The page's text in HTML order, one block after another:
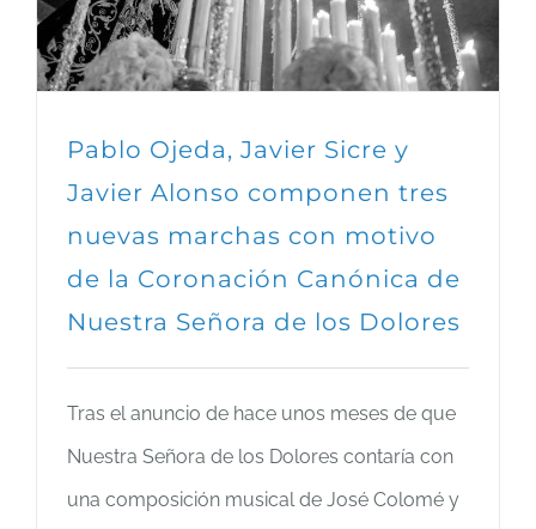
de Nuestra Señora de los
Pablo Ojeda, Javier Sicre y
Javier Alonso componen tres
nuevas marchas con motivo
de la Coronación Canónica de
Nuestra Señora de los Dolores
Tras el anuncio de hace unos meses de que
Nuestra Señora de los Dolores contaría con
una composición musical de José Colomé y